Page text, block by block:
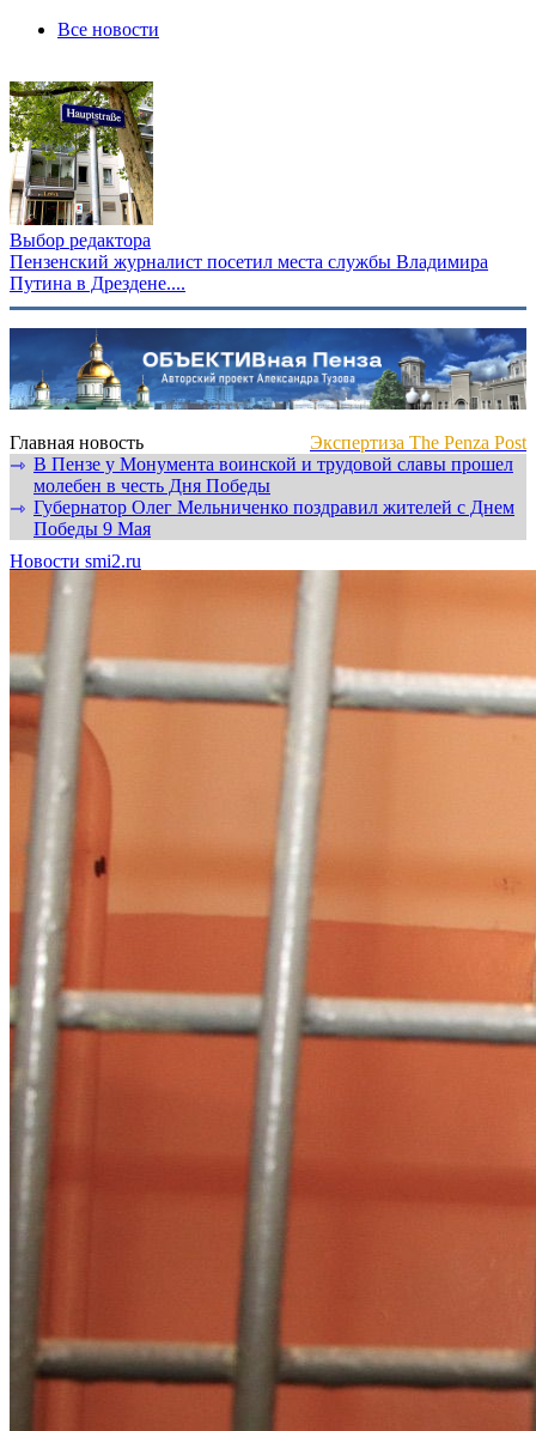
Все новости
Выбор редактора
Пензенский журналист посетил места службы Владимира
Путина в Дрездене....
Главная новость
Экспертиза The Penza Post
⇾ В Пензе у Монумента воинской и трудовой славы прошел
молебен в честь Дня Победы
⇾ Губернатор Олег Мельниченко поздравил жителей с Днем
Победы 9 Мая
Новости smi2.ru